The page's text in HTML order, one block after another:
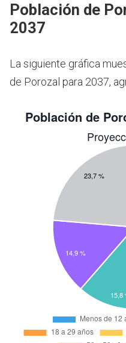
Población de
2037
La siguiente gráfica
de Porozal para 2037,